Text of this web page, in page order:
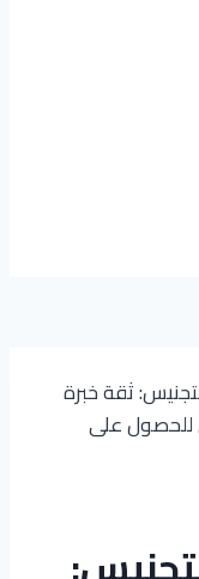
ثقة خبرة
للحصول على